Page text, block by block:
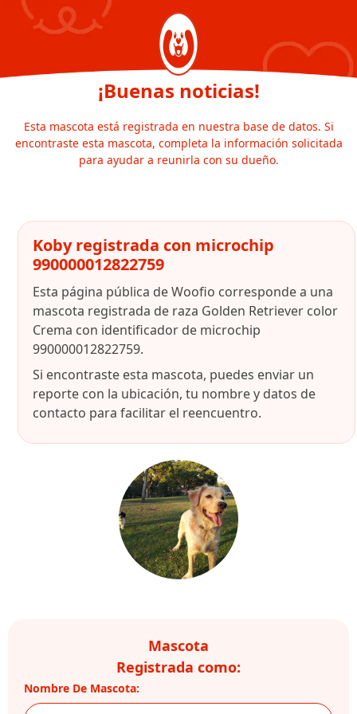
¡Buenas noticias!
Esta mascota está registrada en nuestra base de datos. Si
encontraste esta mascota, completa la información solicitada
para ayudar a reunirla con su dueño.
Koby registrada con microchip
990000012822759
Esta página pública de Woofio corresponde a una
mascota registrada de raza Golden Retriever color
Crema con identificador de microchip
990000012822759.
Si encontraste esta mascota, puedes enviar un
reporte con la ubicación, tu nombre y datos de
contacto para facilitar el reencuentro.
Mascota
Registrada como:
Nombre De Mascota: